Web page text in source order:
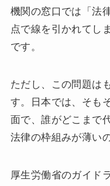
機関の窓口では「法
点で線を引かれてし
です。
ただし、この問題は
す。日本では、そも
面で、誰がどこまで
法律の枠組みが薄い
厚生労働省のガイド